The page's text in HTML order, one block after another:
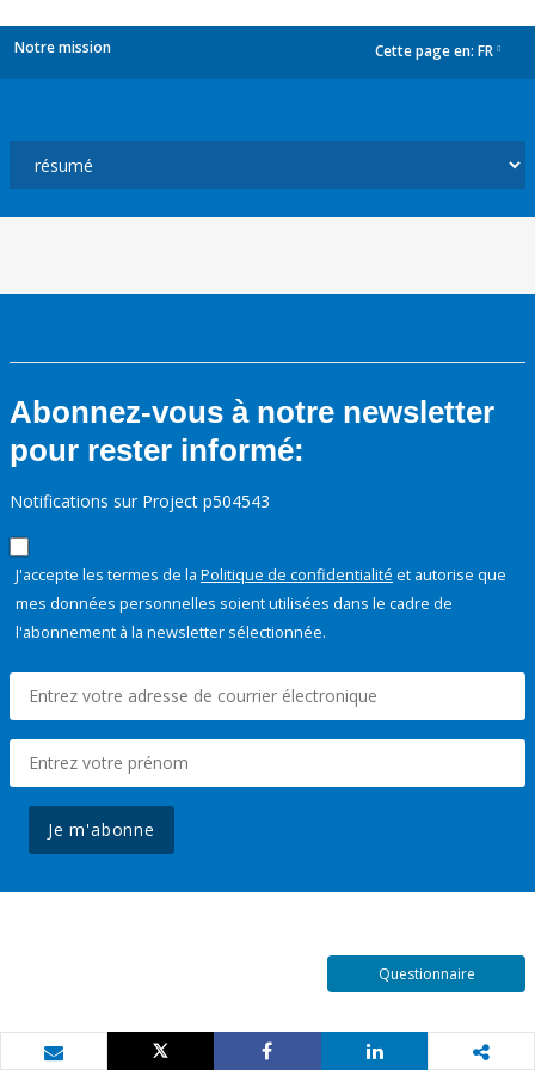
Notre mission Cette page en: FR
Abonnez-vous à notre newsletter
pour rester informé:
Notifications sur Project p504543
J'accepte les termes de la Politique de confidentialité et autorise que
mes données personnelles soient utilisées dans le cadre de
l'abonnement à la newsletter sélectionnée.
Je m'abonne
Questionnaire